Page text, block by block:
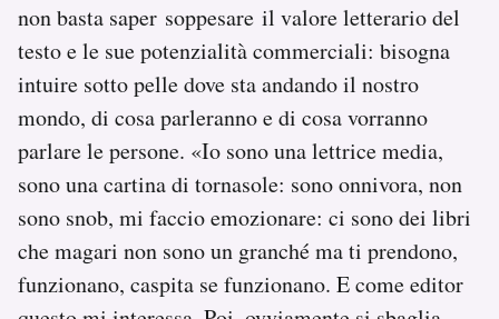
non basta saper soppesare il valore letterario del
testo e le sue potenzialità commerciali: bisogna
intuire sotto pelle dove sta andando il nostro
mondo, di cosa parleranno e di cosa vorranno
parlare le persone. «Io sono una lettrice media,
sono una cartina di tornasole: sono onnivora, non
sono snob, mi faccio emozionare: ci sono dei libri
che magari non sono un granché ma ti prendono,
funzionano, caspita se funzionano. E come editor